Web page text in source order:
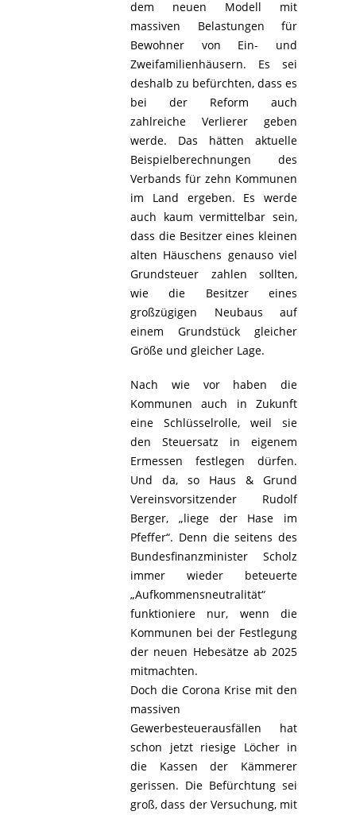
dem neuen Modell mit
massiven Belastungen für
Bewohner von Ein- und
Zweifamilienhäusern. Es sei
deshalb zu befürchten, dass es
bei der Reform auch
zahlreiche Verlierer geben
werde. Das hätten aktuelle
Beispielberechnungen des
Verbands für zehn Kommunen
im Land ergeben. Es werde
auch kaum vermittelbar sein,
dass die Besitzer eines kleinen
alten Häuschens genauso viel
Grundsteuer zahlen sollten,
wie die Besitzer eines
großzügigen Neubaus auf
einem Grundstück gleicher
Größe und gleicher Lage.
Nach wie vor haben die
Kommunen auch in Zukunft
eine Schlüsselrolle, weil sie
den Steuersatz in eigenem
Ermessen festlegen dürfen.
Und da, so Haus & Grund
Vereinsvorsitzender Rudolf
Berger, „liege der Hase im
Pfeffer“. Denn die seitens des
Bundesfinanzminister Scholz
immer wieder beteuerte
„Aufkommensneutralität“
funktioniere nur, wenn die
Kommunen bei der Festlegung
der neuen Hebesätze ab 2025
mitmachten.
Doch die Corona Krise mit den
massiven
Gewerbesteuerausfällen hat
schon jetzt riesige Löcher in
die Kassen der Kämmerer
gerissen. Die Befürchtung sei
groß, dass der Versuchung, mit